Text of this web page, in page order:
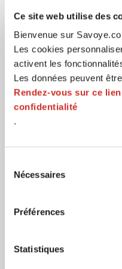
Ce site web utilise des
Bienvenue sur
Les cookies
activent les
Les données peuvent
Rendez-vous sur ce
confidentialité
.
Nécessaires
Préférences
Statistiques
réapprovisionnement
quantité de lignes de
de laquelle il sera
ressource
de travail.
Toutes ces valeurs
WCS, et qui sont
ces experts des outils
Le forecast
L’enjeu principal d’une